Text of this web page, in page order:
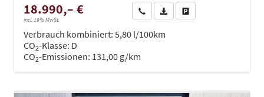
18.990,– €
incl. 19% MwSt.
Wir rufen Sie anPDF-Datei, Fahrzeugexposé
Verbrauch kombiniert: 5,80 l/100km
CO2-Klasse: D
CO2-Emissionen: 131,00 g/km